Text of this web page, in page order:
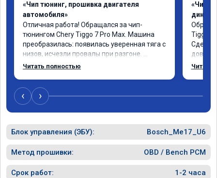
«Чип тюнинг, прошивка двигателя
автомобиля»
Отличная работа! Обращался за чип-
тюнингом Chery Tiggo 7 Pro Max. Машина
преобразилась: появилась уверенная тяга с
низов, исчезли провалы при разгоне.
Расход в спокойном режиме даже немного
всем, кто сомневается.
Читать полностью
«Чип
Tiggo 7
Читать
‹ ›
Блок управления (ЭБУ): Bosch_Me17_U6
Метод прошивки: OBD / Bench PCM
Срок работ: 1-2 часа